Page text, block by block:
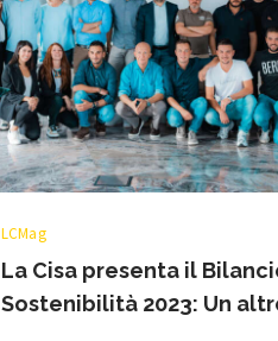
LCMag
La Cisa presenta il
Sostenibilità 2023: Un